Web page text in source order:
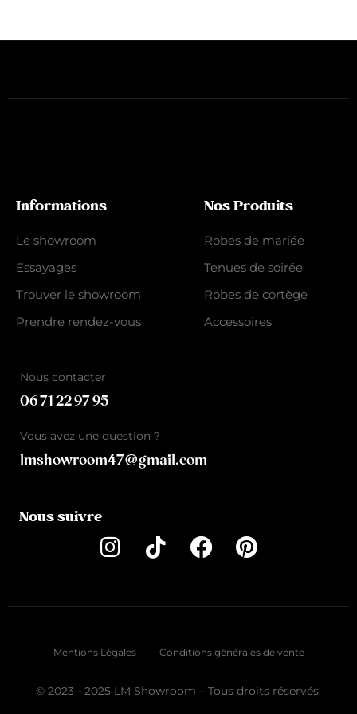
Informations
Le showroom
Essayages
Trouver le showroom
Prendre rendez-vous
Nos Produits
Robes de mariée
Tenues de soirée
Robes de cortège
Accessoires
Nous contacter
06 71 22 97 95
Vous avez une question ?
lmshowroom47@gmail.com
Nous suivre
Mentions Légales Conditions générales de vente
© 2023 - 2025 LM Showroom – Tous droits réservés.